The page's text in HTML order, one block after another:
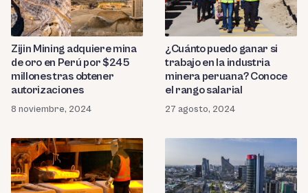
Zijin Mining adquiere mina
de oro en Perú por $245
millones tras obtener
autorizaciones
8 noviembre, 2024
¿Cuánto puedo ganar si
trabajo en la industria
minera peruana? Conoce
el rango salarial
27 agosto, 2024